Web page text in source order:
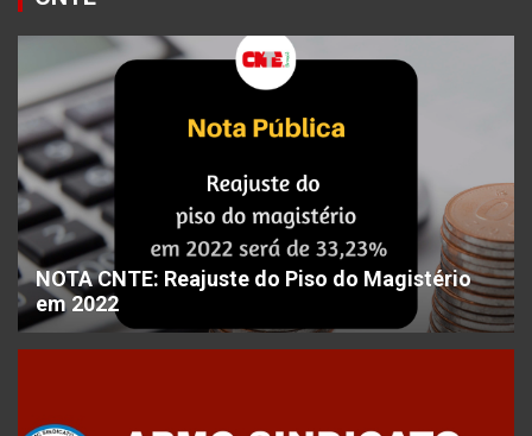
NOTA CNTE: Reajuste do Piso do Magistério
em 2022